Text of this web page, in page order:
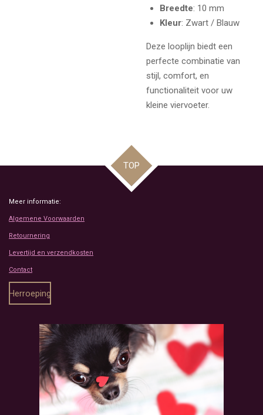
Breedte: 10 mm
Kleur: Zwart / Blauw
Deze looplijn biedt een
perfecte combinatie van
stijl, comfort, en
functionaliteit voor uw
kleine viervoeter.
TOP
Meer informatie:
Algemene Voorwaarden
Retournering
Levertijd en verzendkosten
Contact
Herroeping